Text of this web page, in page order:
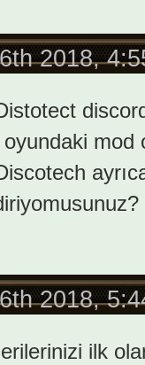
2018,
mod
2018,
ilk